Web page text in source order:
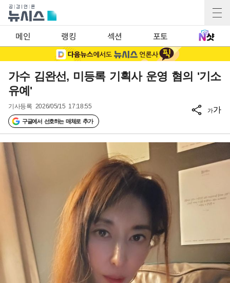
메인 랭킹 섹션 포토
가수 김완선, 미등록 기획사 운영 혐의 '기소
유예'
기사등록 2026/05/15 17:18:55
구글에서 선호하는 매체로 추가
가가